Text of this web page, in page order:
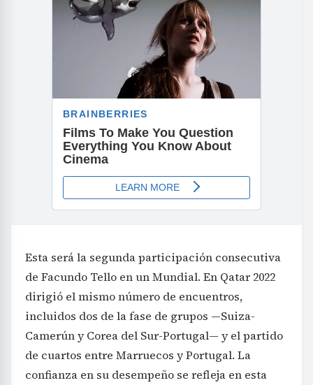
Esta será la segunda participación consecutiva
de Facundo Tello en un Mundial. En Qatar 2022
dirigió el mismo número de encuentros,
incluidos dos de la fase de grupos —Suiza-
Camerún y Corea del Sur-Portugal— y el partido
de cuartos entre Marruecos y Portugal. La
confianza en su desempeño se refleja en esta